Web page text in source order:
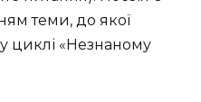
теми, до якої
циклі «Незнаному